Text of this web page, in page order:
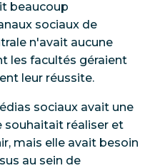
beaucoup
sociaux de
n'avait aucune
les facultés géraient
leur réussite.
sociaux avait une
souhaitait réaliser et
mais elle avait besoin
au sein de